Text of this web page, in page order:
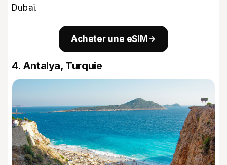
Dubaï.
Acheter une eSIM
4. Antalya, Turquie